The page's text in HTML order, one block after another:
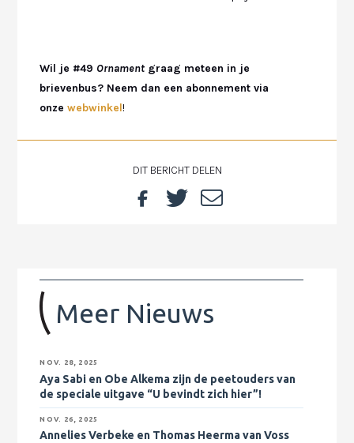
Wil je #49 Ornament graag meteen in je
brievenbus? Neem dan een abonnement via
onzewebwinkel!
DIT BERICHT DELEN
Meer Nieuws
NOV. 28, 2025
Aya Sabi en Obe Alkema zijn de peetouders van
de speciale uitgave “U bevindt zich hier”!
NOV. 26, 2025
Annelies Verbeke en Thomas Heerma van Voss